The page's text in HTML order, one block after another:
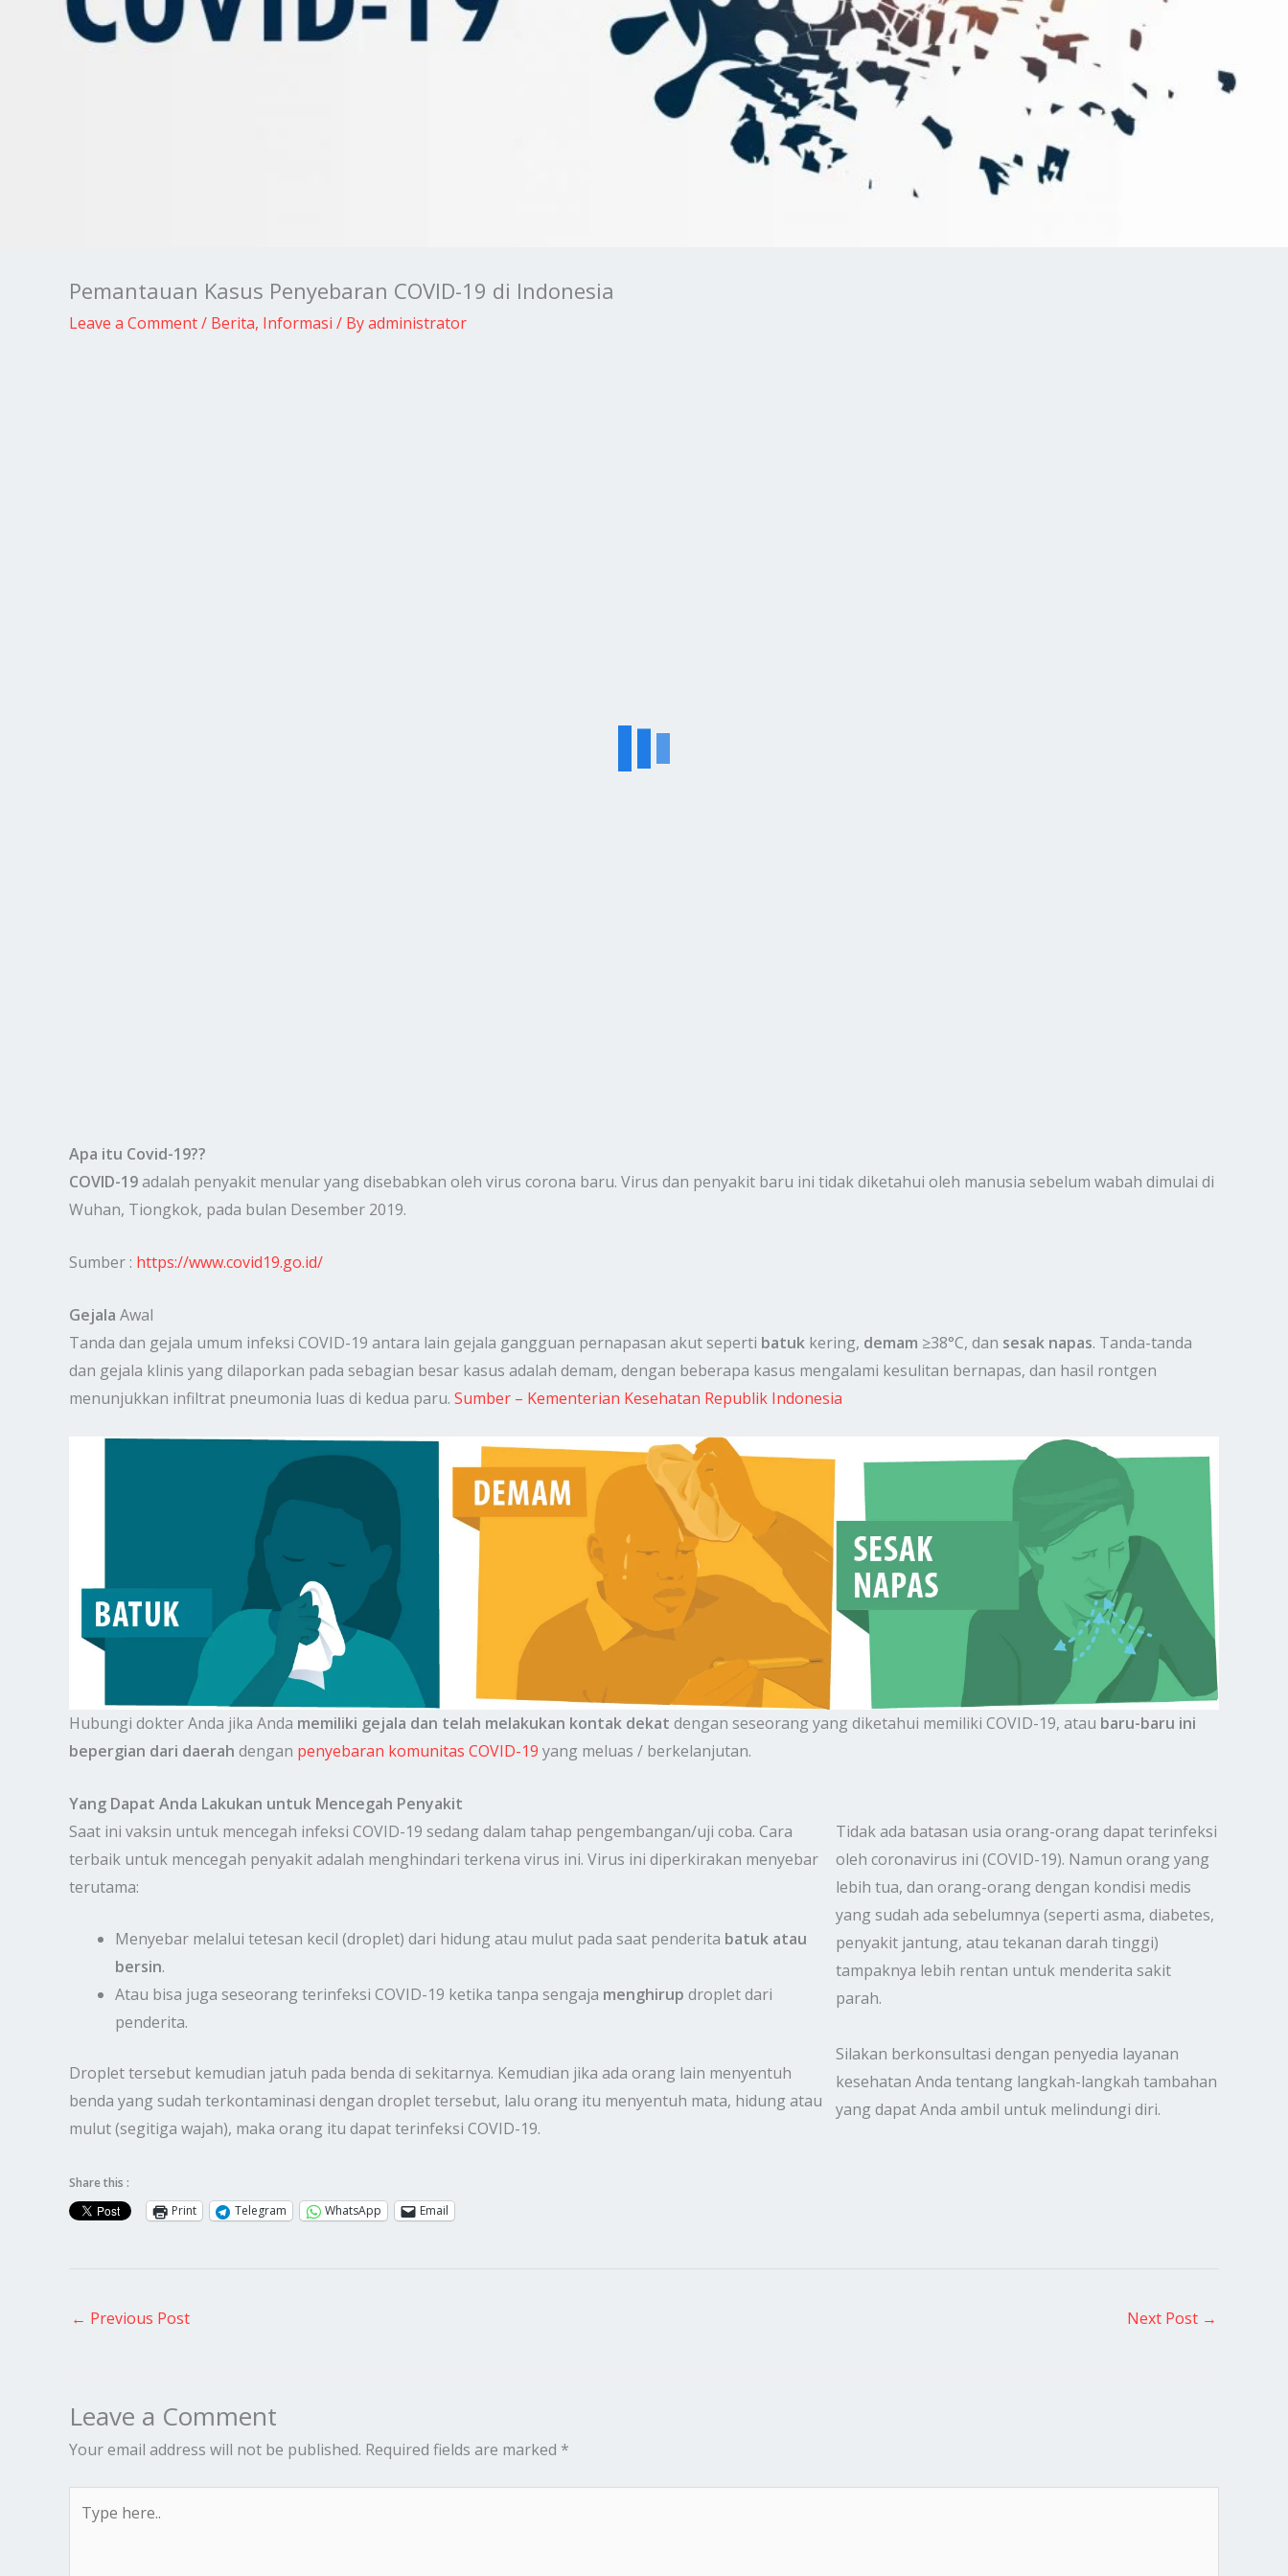
Pemantauan Kasus Penyebaran COVID-19 di Indonesia
Leave a Comment/ Berita, Informasi / Byadministrator
Apa itu Covid-19??
COVID-19adalah penyakit menular yang disebabkan oleh virus corona baru. Virus dan penyakit baru ini tidak diketahui oleh manusia sebelum wabah dimulai di
Wuhan, Tiongkok, pada bulan Desember 2019.
Sumber : https://www.covid19.go.id/
Gejala Awal
Tanda dan gejala umum infeksi COVID-19 antara lain gejala gangguan pernapasan akut seperti batuk kering, demam ≥38°C, dan sesak napas. Tanda-tanda
dan gejala klinis yang dilaporkan pada sebagian besar kasus adalah demam, dengan beberapa kasus mengalami kesulitan bernapas, dan hasil rontgen
menunjukkan infiltrat pneumonia luas di kedua paru. Sumber – Kementerian Kesehatan Republik Indonesia
Hubungi dokter Anda jika Anda memiliki gejala dan telah melakukan kontak dekat dengan seseorang yang diketahui memiliki COVID-19, atau baru-baru ini
bepergian dari daerah dengan penyebaran komunitas COVID-19 yang meluas / berkelanjutan.
Yang Dapat Anda Lakukan untuk Mencegah Penyakit
Saat ini vaksin untuk mencegah infeksi COVID-19 sedang dalam tahap pengembangan/uji coba. Cara
terbaik untuk mencegah penyakit adalah menghindari terkena virus ini. Virus ini diperkirakan menyebar
terutama:
Menyebar melalui tetesan kecil (droplet) dari hidung atau mulut pada saat penderita batuk atau
bersin.
Atau bisa juga seseorang terinfeksi COVID-19 ketika tanpa sengaja menghirup droplet dari
penderita.
Droplet tersebut kemudian jatuh pada benda di sekitarnya. Kemudian jika ada orang lain menyentuh
benda yang sudah terkontaminasi dengan droplet tersebut, lalu orang itu menyentuh mata, hidung atau
mulut (segitiga wajah), maka orang itu dapat terinfeksi COVID-19.
Tidak ada batasan usia orang-orang dapat terinfeksi
oleh coronavirus ini (COVID-19). Namun orang yang
lebih tua, dan orang-orang dengan kondisi medis
yang sudah ada sebelumnya (seperti asma, diabetes,
penyakit jantung, atau tekanan darah tinggi)
tampaknya lebih rentan untuk menderita sakit
parah.
Silakan berkonsultasi dengan penyedia layanan
kesehatan Anda tentang langkah-langkah tambahan
yang dapat Anda ambil untuk melindungi diri.
Share this :
Print
Telegram WhatsApp Email
← Previous Post Next Post →
Leave a Comment
Your email address will not be published. Required fields are marked *
here..